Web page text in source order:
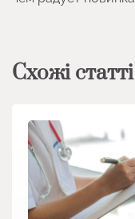
Схожі статті